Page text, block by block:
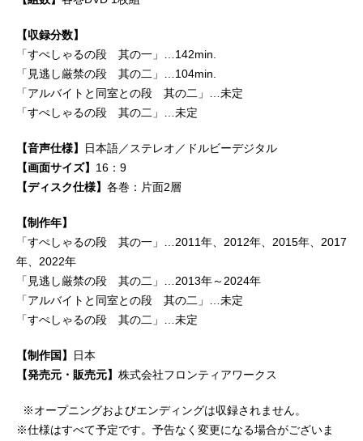
【収録分数】
「すぺしゃるの段 其の一」…142min.
「見逃し厳禁の段 其の二」…104min.
「アルバイトと同室との段 其の二」…未定
「すぺしゃるの段 其の二」…未定
【音声仕様】
日本語／ステレオ／ドルビーデジタル
【画面サイズ】 16：9
【ディスク仕様】 各巻：片面2層
【制作年】
「すぺしゃるの段 其の一」…2011年、2012年、2015年、2017
年、2022年
「見逃し厳禁の段 其の二」…2013年～2024年
「アルバイトと同室との段 其の二」…未定
「すぺしゃるの段 其の二」…未定
【制作国】
日本
【発売元・販売元】 株式会社フロンティアワークス
※オープニングおよびエンディングは収録されません。
※仕様はすべて予定です。予告なく変更になる場合がございま